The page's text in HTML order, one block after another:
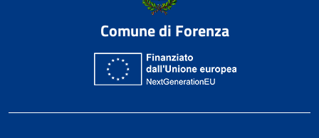
Comune di Forenza